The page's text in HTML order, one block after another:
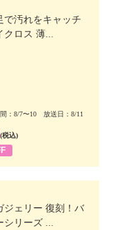
で汚れをキャッチ
ロス 薄...
：8/7〜10 放送日：8/11
(税込)
ジェリー 復刻！バ
シリーズ ...